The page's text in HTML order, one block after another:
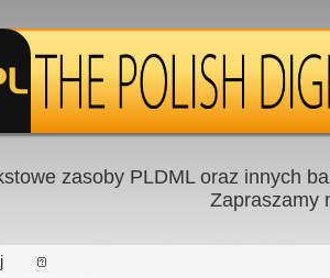
zasoby PLDML oraz innych
Zapraszamy